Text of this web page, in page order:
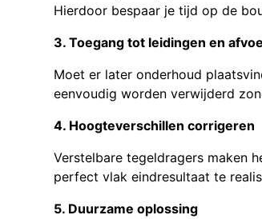
Hierdoor bespaar je tijd op de
3. Toegang tot leidingen en
Moet er later onderhoud
eenvoudig worden verwijderd
4. Hoogteverschillen corrigeren
Verstelbare tegeldragers maken
perfect vlak eindresultaat te
5. Duurzame oplossing